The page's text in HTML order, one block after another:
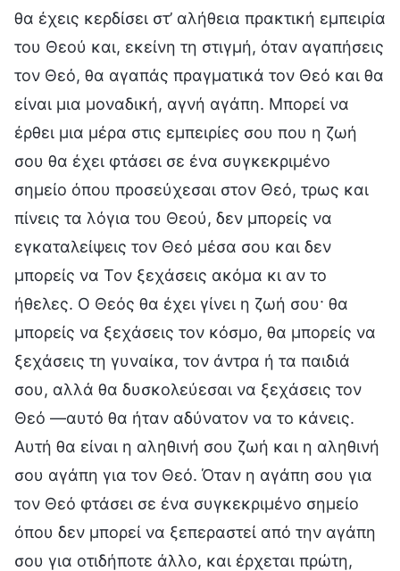
θα έχεις κερδίσει στ’ αλήθεια πρακτική εμπειρία
του Θεού και, εκείνη τη στιγμή, όταν αγαπήσεις
τον Θεό, θα αγαπάς πραγματικά τον Θεό και θα
είναι μια μοναδική, αγνή αγάπη. Μπορεί να
έρθει μια μέρα στις εμπειρίες σου που η ζωή
σου θα έχει φτάσει σε ένα συγκεκριμένο
σημείο όπου προσεύχεσαι στον Θεό, τρως και
πίνεις τα λόγια του Θεού, δεν μπορείς να
εγκαταλείψεις τον Θεό μέσα σου και δεν
μπορείς να Τον ξεχάσεις ακόμα κι αν το
ήθελες. Ο Θεός θα έχει γίνει η ζωή σου· θα
μπορείς να ξεχάσεις τον κόσμο, θα μπορείς να
ξεχάσεις τη γυναίκα, τον άντρα ή τα παιδιά
σου, αλλά θα δυσκολεύεσαι να ξεχάσεις τον
Θεό —αυτό θα ήταν αδύνατον να το κάνεις.
Αυτή θα είναι η αληθινή σου ζωή και η αληθινή
σου αγάπη για τον Θεό. Όταν η αγάπη σου για
τον Θεό φτάσει σε ένα συγκεκριμένο σημείο
όπου δεν μπορεί να ξεπεραστεί από την αγάπη
σου για οτιδήποτε άλλο, και έρχεται πρώτη,